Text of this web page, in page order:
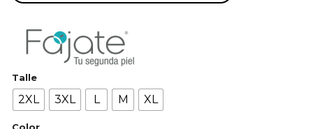
Talle
2XL 3XL L M XL
Color